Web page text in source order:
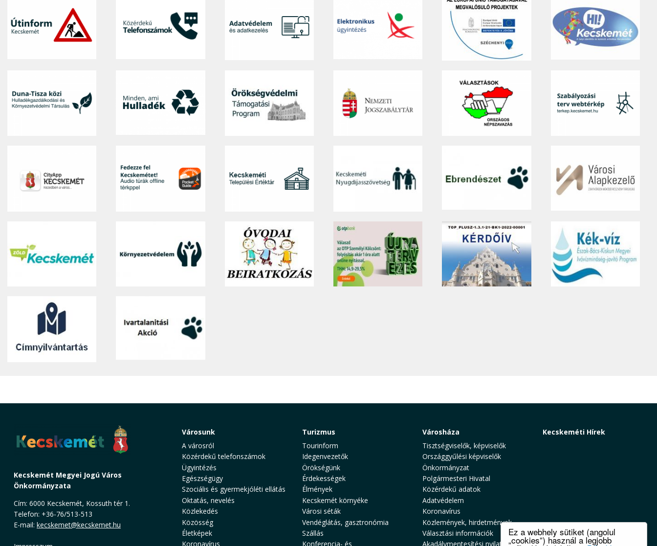
Ez a webhely sütiket (angolul
„cookies”) használ a legjobb
Kecskemét Megyei Jogú Város
Önkormányzata
Cím: 6000 Kecskemét, Kossuth tér 1.
Telefon: +36-76/513-513
E-mail: kecskemet@kecskemet.hu
Városunk
A városról
Közérdekű telefonszámok
Ügyintézés
Egészségügy
Szociális és gyermekjóléti ellátás
Oktatás, nevelés
Közlekedés
Közösség
Életképek
Koronavírus
Turizmus
Tourinform
Idegenvezetők
Örökségünk
Érdekességek
Élmények
Kecskemét környéke
Városi séták
Vendéglátás, gasztronómia
Szállás
Konferencia- és
Városháza
Tisztségviselők, képviselők
Országgyűlési képviselők
Önkormányzat
Polgármesteri Hivatal
Közérdekű adatok
Adatvédelem
Koronavírus
Közlemények, hirdetmények
Választási információk
Akadálymentesítési nyilatkozat
Kecskeméti Hírek